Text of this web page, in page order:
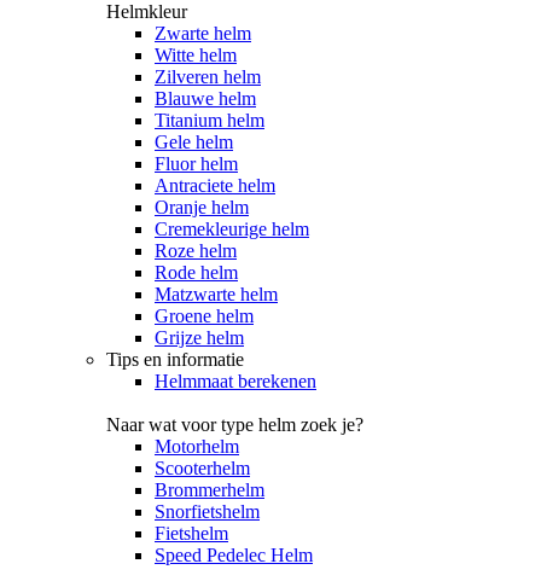
Helmkleur
Zwarte helm
Witte helm
Zilveren helm
Blauwe helm
Titanium helm
Gele helm
Fluor helm
Antraciete helm
Oranje helm
Cremekleurige helm
Roze helm
Rode helm
Matzwarte helm
Groene helm
Grijze helm
Tips en informatie
Helmmaat berekenen
Naar wat voor type helm zoek je?
Motorhelm
Scooterhelm
Brommerhelm
Snorfietshelm
Fietshelm
Speed Pedelec Helm